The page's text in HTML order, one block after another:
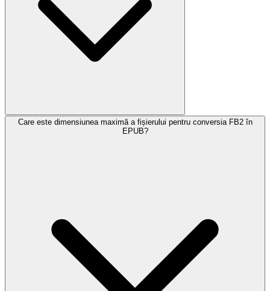
Care este dimensiunea maximă a fișierului pentru conversia FB2 în
EPUB?